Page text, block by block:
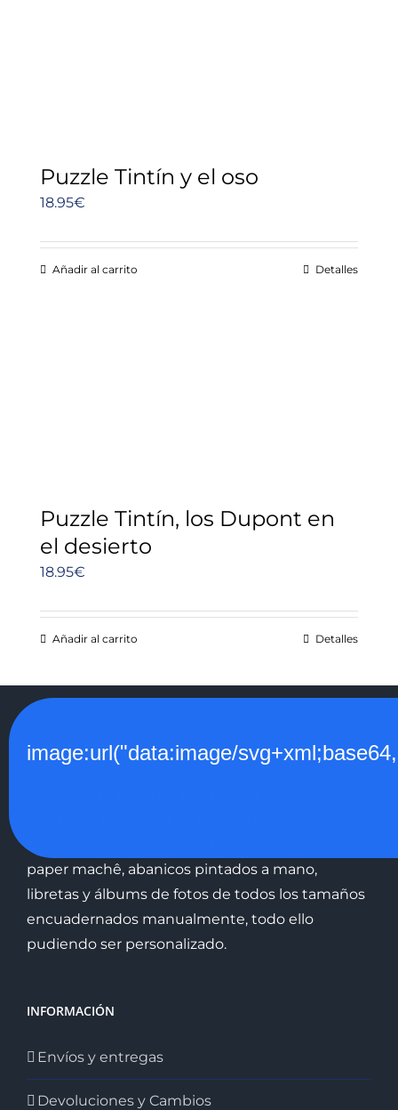
Puzzle Tintín y el oso
18.95€
Añadir al carrito Detalles
Puzzle Tintín, los Dupont en
el desierto
18.95€
Añadir al carrito Detalles
QUIENES SOMOS
paper machê, abanicos pintados a mano,
libretas y álbums de fotos de todos los tamaños
encuadernados manualmente, todo ello
pudiendo ser personalizado.
INFORMACIÓN
Envíos y entregas
Devoluciones y Cambios
image:url("data:image/